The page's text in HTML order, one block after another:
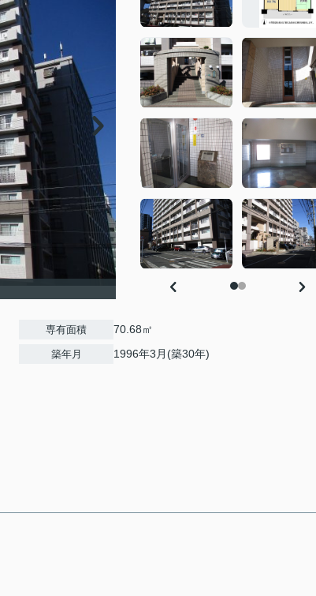
専有面積 70.68㎡
築年月 1996年3月(築30年)